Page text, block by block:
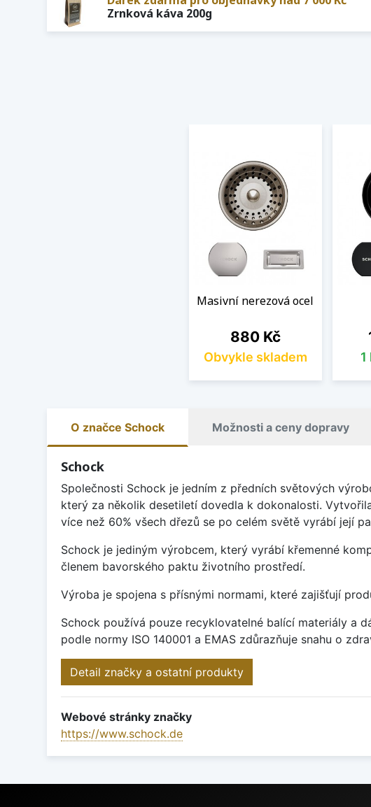
Zrnková káva 200g
Masivní nerezová ocel
Cena
880 Kč
Obvykle skladem 1
O značce Schock Možnosti a ceny dopravy
Schock
Společnosti Schock je jedním z předních světových
který za několik desetiletí dovedla k dokonalosti.
více než 60% všech dřezů se po celém světě vyrábí její
Schock je jediným výrobcem, který vyrábí křemenné
členem bavorského paktu životního prostředí.
Výroba je spojena s přísnými normami, které zajišťují
Schock používá pouze recyklovatelné balící materiály a
podle normy ISO 140001 a EMAS zdůrazňuje snahu o
Detail značky a ostatní produkty
Webové stránky značky
https://www.schock.de